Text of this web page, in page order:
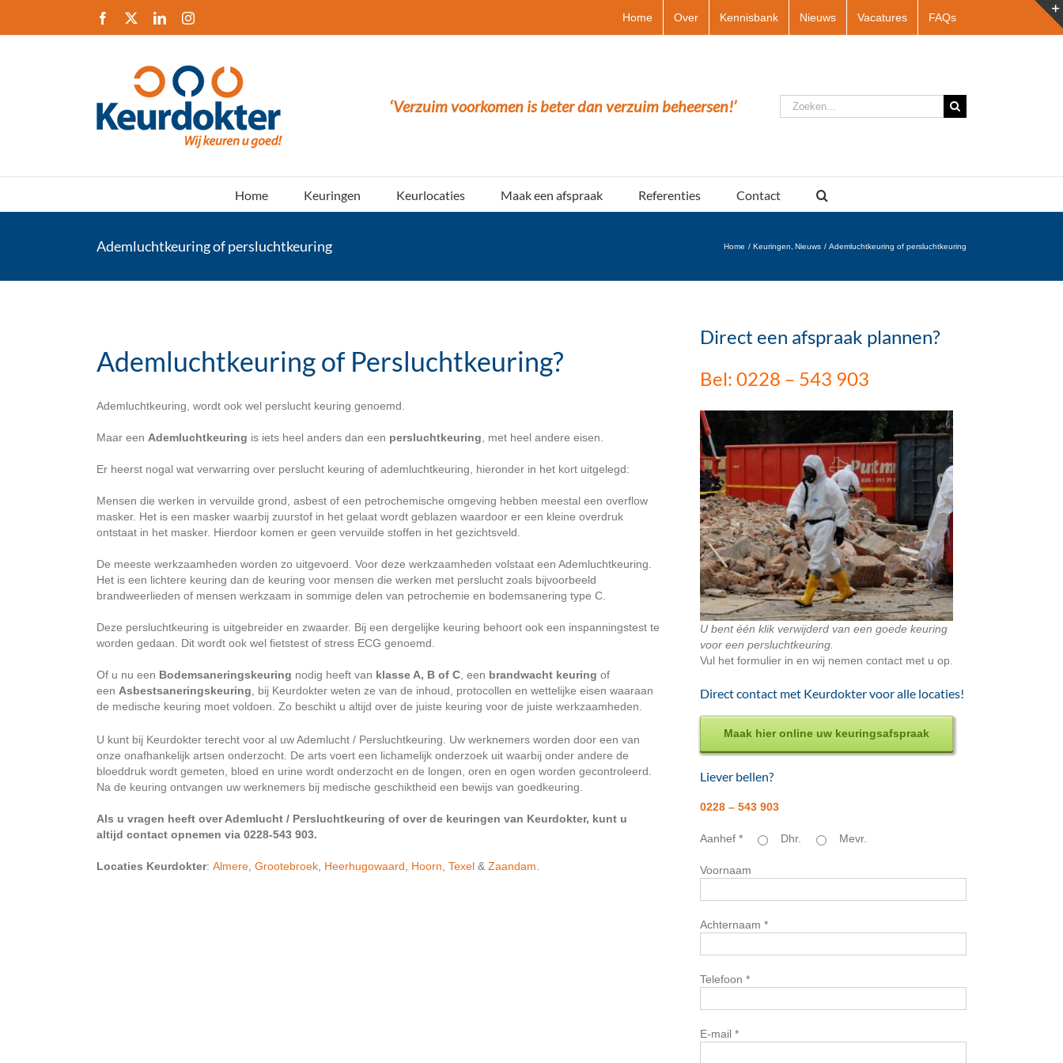
inhoud
Facebook LinkedInInstagram Home Over Kennisbank Nieuws Vacatures FAQs
‘Verzuim voorkomen is beter dan verzuim beheersen!’
Zoeken
naar:
Home Keuringen Keurlocaties Maak een afspraak Referenties Contact
Ademluchtkeuring of persluchtkeuring Home Keuringen Nieuws Ademluchtkeuring of persluchtkeuring
Ademluchtkeuring of Persluchtkeuring?
Ademluchtkeuring, wordt ook wel perslucht keuring genoemd.
Maar een Ademluchtkeuring is iets heel anders dan een persluchtkeuring , met heel andere eisen.
Er heerst nogal wat verwarring over perslucht keuring of ademluchtkeuring, hieronder in het kort uitgelegd:
Mensen die werken in vervuilde grond, asbest of een petrochemische omgeving hebben meestal een overflow
masker. Het is een masker waarbij zuurstof in het gelaat wordt geblazen waardoor er een kleine overdruk
ontstaat in het masker. Hierdoor komen er geen vervuilde stoffen in het gezichtsveld.
De meeste werkzaamheden worden zo uitgevoerd. Voor deze werkzaamheden volstaat een Ademluchtkeuring.
Het is een lichtere keuring dan de keuring voor mensen die werken met perslucht zoals bijvoorbeeld
brandweerlieden of mensen werkzaam in sommige delen van petrochemie en bodemsanering type C.
Deze persluchtkeuring is uitgebreider en zwaarder. Bij een dergelijke keuring behoort ook een inspanningstest te
worden gedaan. Dit wordt ook wel fietstest of stress ECG genoemd.
Of u nu een Bodemsaneringskeuring nodig heeft van klasse A, B of C , een brandwacht keuring of
een Asbestsaneringskeuring , bij Keurdokter weten ze van de inhoud, protocollen en wettelijke eisen waaraan
de medische keuring moet voldoen. Zo beschikt u altijd over de juiste keuring voor de juiste werkzaamheden.
U kunt bij Keurdokter terecht voor al uw Ademlucht / Persluchtkeuring. Uw werknemers worden door een van
onze onafhankelijk artsen onderzocht. De arts voert een lichamelijk onderzoek uit waarbij onder andere de
bloeddruk wordt gemeten, bloed en urine wordt onderzocht en de longen, oren en ogen worden gecontroleerd.
Na de keuring ontvangen uw werknemers bij medische geschiktheid een bewijs van goedkeuring.
Als u vragen heeft over Ademlucht / Persluchtkeuring of over de keuringen van Keurdokter, kunt u
altijd contact opnemen via 0228-543 903.
Locaties Keurdokter: Almere Grootebroek Heerhugowaard Hoorn, Texel & Zaandam
Direct een afspraak plannen?
Bel: 0228 – 543 903
U bent één klik verwijderd van een goede keuring
voor een persluchtkeuring.
Vul het formulier in en wij nemen contact met u op.
Direct contact met Keurdokter voor alle locaties!
Maak hier online uw keuringsafspraak
Liever bellen?
0228 – 543 903
Aanhef * Dhr. Mevr.
Voornaam
Achternaam *
Telefoon *
E-mail *